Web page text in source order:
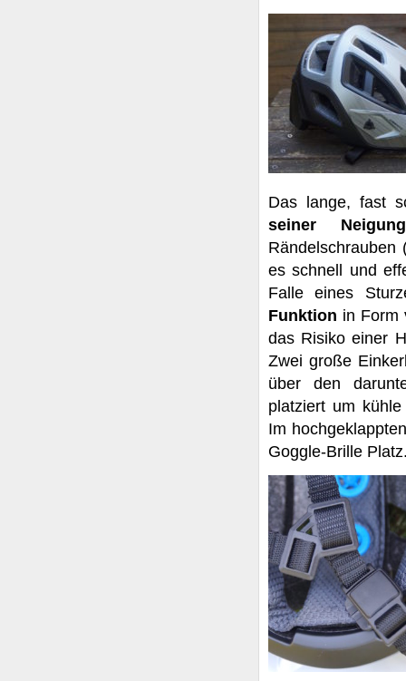
Das lange, fast
seiner
es schnell und
Falle eines
Funktion in Form
das Risiko einer
Zwei große
über den
platziert um
Im
Goggle-Brille